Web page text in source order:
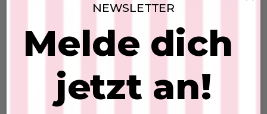
Knitted cardigan
SKU: 2607243
NEWSLETTER
Melde dich
jetzt an!